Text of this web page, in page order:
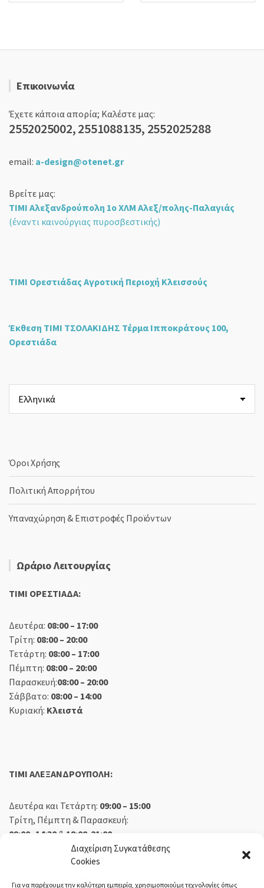
Διαχείριση Συγκατάθεσης
Cookies
Για να παρέχουμε την καλύτερη εμπειρία, χρησιμοποιούμε τεχνολογίες όπως
Επικοινωνία
Έχετε κάποια απορία; Καλέστε μας:
2552025002, 2551088135, 2552025288
email: a-design@otenet.gr
Βρείτε μας:
ΤΙΜΙ Αλεξανδρούπολη 1ο ΧΛΜ Αλεξ/πολης-Παλαγιάς
(έναντι καινούργιας πυροσβεστικής)
ΤΙΜΙ Ορεστιάδας Αγροτική Περιοχή Κλεισσούς
Έκθεση ΤΙΜΙ ΤΣΟΛΑΚΙΔΗΣ Τέρμα Ιπποκράτους 100,
Ορεστιάδα
μια
γλώσσα
Όροι Χρήσης
Πολιτική Απορρήτου
Υπαναχώρηση & Επιστροφές Προϊόντων
Ωράριο Λειτουργίας
TIMI ΟΡΕΣΤΙΑΔΑ:
Δευτέρα: 08:00 – 17:00
Τρίτη: 08:00 – 20:00
Τετάρτη: 08:00 – 17:00
Πέμπτη: 08:00 – 20:00
Παρασκευή:08:00 – 20:00
Σάββατο: 08:00 – 14:00
Κυριακή: Κλειστά
TIMI ΑΛΕΞΑΝΔΡΟΥΠΟΛΗ:
Δευτέρα και Τετάρτη: 09:00 – 15:00
Τρίτη, Πέμπτη & Παρασκευή:
09:00 -14:30 & 18:00-21:00
09:00 – 14:30
Κλειστά